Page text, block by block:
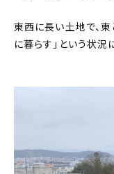
東西に長い土地で、東
に暮らす」という状況